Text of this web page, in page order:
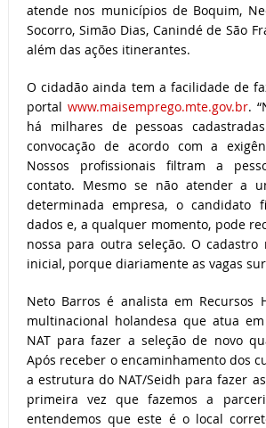
atende nos municípios de Boquim,
Socorro, Simão Dias, Canindé de São
além das ações itinerantes.
O cidadão ainda tem a facilidade de
portal www.maisemprego.mte.gov.br.
há milhares de pessoas
convocação de acordo com a
Nossos profissionais filtram a
contato. Mesmo se não atender a
determinada empresa, o candidato
dados e, a qualquer momento, pode
nossa para outra seleção. O
inicial, porque diariamente as vagas
Neto Barros é analista em Recursos
multinacional holandesa que atua
NAT para fazer a seleção de novo
Após receber o encaminhamento dos
a estrutura do NAT/Seidh para fazer
primeira vez que fazemos a
entendemos que este é o local